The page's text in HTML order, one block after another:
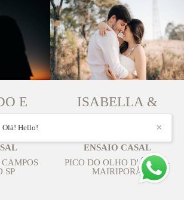
E
SP
ISABELLA &
ENSAIO CASAL
PICO DO OLHO D'ÁGUA -
MAIRIPORÃ
✕
Olá! Hello!